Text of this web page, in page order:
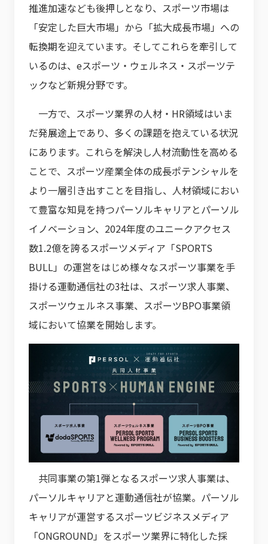
推進加速なども後押しとなり、スポーツ市場は
「安定した巨大市場」から「拡大成長市場」への
転換期を迎えています。そしてこれらを牽引して
いるのは、eスポーツ・ウェルネス・スポーツテ
ックなど新規分野です。
一方で、スポーツ業界の人材・HR領域はいま
だ発展途上であり、多くの課題を抱えている状況
にあります。これらを解決し人材流動性を高める
ことで、スポーツ産業全体の成長ポテンシャルを
より一層引き出すことを目指し、人材領域におい
て豊富な知見を持つパーソルキャリアとパーソル
イノベーション、2024年度のユニークアクセス
数1.2億を誇るスポーツメディア「SPORTS
BULL」の運営をはじめ様々なスポーツ事業を手
掛ける運動通信社の3社は、スポーツ求人事業、
スポーツウェルネス事業、スポーツBPO事業領
域において協業を開始します。
共同事業の第1弾となるスポーツ求人事業は、
パーソルキャリアと運動通信社が協業。パーソル
キャリアが運営するスポーツビジネスメディア
「ONGROUND」をスポーツ業界に特化した採